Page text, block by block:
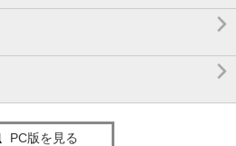


PC版を見る